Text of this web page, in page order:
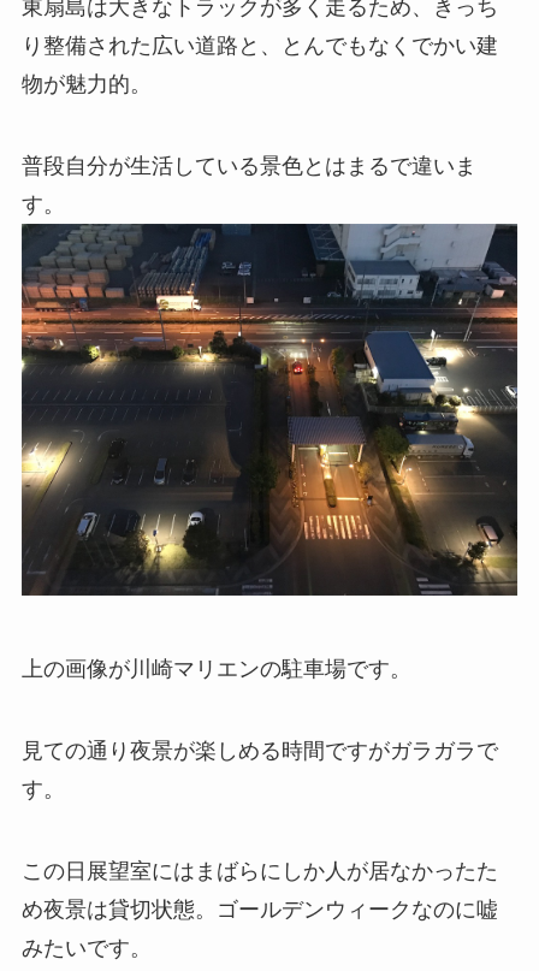
東扇島は大きなトラックが多く走るため、きっち
り整備された広い道路と、とんでもなくでかい建
物が魅力的。
普段自分が生活している景色とはまるで違いま
す。
上の画像が川崎マリエンの駐車場です。
見ての通り夜景が楽しめる時間ですがガラガラで
す。
この日展望室にはまばらにしか人が居なかったた
め夜景は貸切状態。ゴールデンウィークなのに嘘
みたいです。